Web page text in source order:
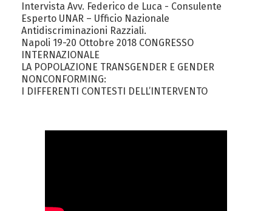
Intervista Avv. Federico de Luca - Consulente
Esperto UNAR – Ufficio Nazionale
Antidiscriminazioni Razziali.
Napoli 19-20 Ottobre 2018 CONGRESSO
INTERNAZIONALE
LA POPOLAZIONE TRANSGENDER E GENDER
NONCONFORMING:
I DIFFERENTI CONTESTI DELL’INTERVENTO